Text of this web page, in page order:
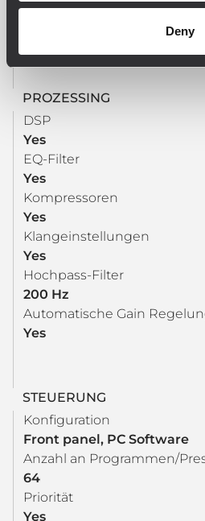
Deny
PROZESSING
DSP
Yes
EQ-Filter
Yes
Kompressoren
Yes
Klangeinstellungen
Yes
Hochpass-Filter
200 Hz
Automatische Gain
Yes
STEUERUNG
Konfiguration
Front panel, PC Software
Anzahl an Programmen/
64
Priorität
Yes